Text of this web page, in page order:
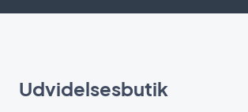
Udvidelsesbutik